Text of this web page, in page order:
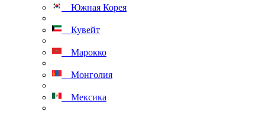
Южная Корея
Кувейт
Марокко
Монголия
Мексика